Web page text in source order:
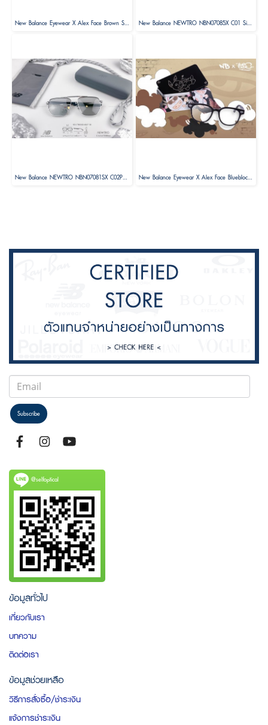
New Balance Eyewear X Alex Face Brown Sunglasses Limited Edition New Balance NEWTRO NBN07085X C01 Size 52 ( Limited Edition )
New Balance NEWTRO NBN07081SX C02P Size 58 ( Limited Edition ) New Balance Eyewear X Alex Face Blueblock Glasses Limited Edition
Subscribe
@selfoptical
ข้อมูลทั่วไป
เกี่ยวกับเรา
บทความ
ติดต่อเรา
ข้อมูลช่วยเหลือ
วิธีการสั่งซื้อ/ชำระเงิน
แจ้งการชำระเงิน